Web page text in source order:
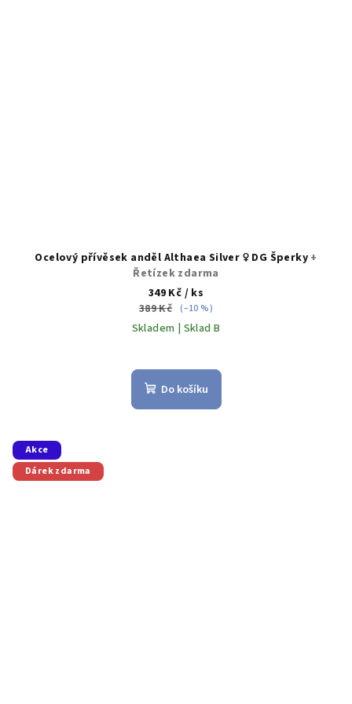
Ocelový přívěsek anděl Althaea Silver ♀️ DG Šperky +
Řetízek zdarma
349 Kč / ks
389 Kč (–10 %)
Skladem | Sklad B
Do košíku
Akce
Dárek zdarma